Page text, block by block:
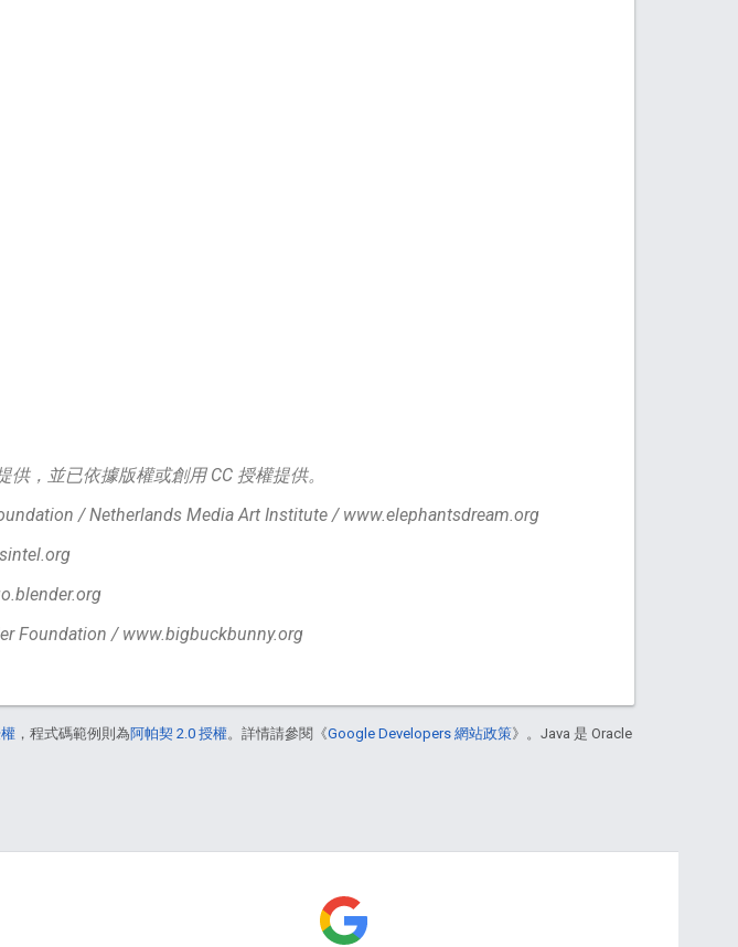
供，並已依據版權或創用 CC 授權提供。
/ Netherlands Media Art Institute / www.elephantsdream.org
Foundation / www.bigbuckbunny.org
，程式碼範例則為阿帕契 2.0 授權。詳情請參閱《Google Developers 網站政策》。Java 是 Oracle